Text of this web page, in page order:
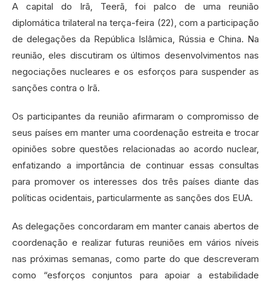
A capital do Irã, Teerã, foi palco de uma reunião
diplomática trilateral na terça-feira (22), com a participação
de delegações da República Islâmica, Rússia e China. Na
reunião, eles discutiram os últimos desenvolvimentos nas
negociações nucleares e os esforços para suspender as
sanções contra o Irã.
Os participantes da reunião afirmaram o compromisso de
seus países em manter uma coordenação estreita e trocar
opiniões sobre questões relacionadas ao acordo nuclear,
enfatizando a importância de continuar essas consultas
para promover os interesses dos três países diante das
políticas ocidentais, particularmente as sanções dos EUA.
As delegações concordaram em manter canais abertos de
coordenação e realizar futuras reuniões em vários níveis
nas próximas semanas, como parte do que descreveram
como “esforços conjuntos para apoiar a estabilidade